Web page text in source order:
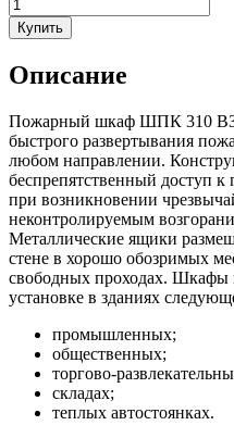
Купить
Описание
Пожарный шкаф ШПК 310 ВЗБ
быстрого развертывания
любом направлении.
беспрепятственный доступ
при возникновении
неконтролируемым
Металлические ящики
стене в хорошо обозримых
свободных проходах. Шкафы
установке в зданиях
промышленных;
общественных;
торгово-
складах;
теплых автостоянках.